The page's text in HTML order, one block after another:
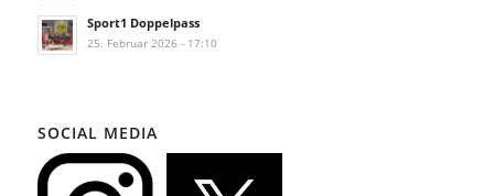
Sport1 Doppelpass
25. Februar 2026 - 17:10
SOCIAL MEDIA